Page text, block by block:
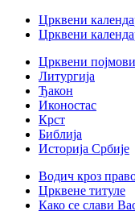
Црквени
Црквени
Црквени појмови
Литургија
Ђакон
Иконостас
Крст
Библија
Историја Србије
Водич кроз
Црквене титуле
Како се слави